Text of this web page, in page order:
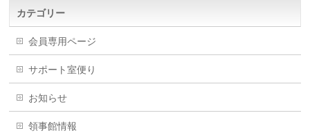
カテゴリー
会員専用ページ
サポート室便り
お知らせ
領事館情報